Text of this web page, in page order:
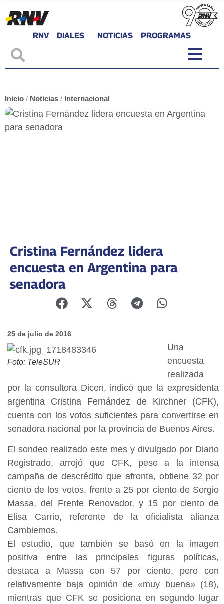
RNV DIALES NOTICIAS PROGRAMAS
Inicio / Noticias / Internacional
Cristina Fernández lidera
encuesta en Argentina para
senadora
25 de julio de 2016
Foto: TeleSUR
Una
encuesta
realizada
por la consultora Dicen, indicó que la expresidenta
argentina Cristina Fernández de Kirchner (CFK),
cuenta con los votos suficientes para convertirse en
senadora nacional por la provincia de Buenos Aires.
El sondeo realizado este mes y divulgado por Diario
Registrado, arrojó que CFK, pese a la intensa
campaña de descrédito que afronta, obtiene 32 por
ciento de los votos, frente a 25 por ciento de Sergio
Massa, del Frente Renovador, y 15 por ciento de
Elisa Carrio, referente de la oficialista alianza
Cambiemos.
El estudio, que también se basó en la imagen
positiva entre las principales figuras políticas,
destaca a Massa con 57 por ciento, pero con
relativamente baja opinión de «muy buena» (18),
mientras que CFK se posiciona en segundo lugar